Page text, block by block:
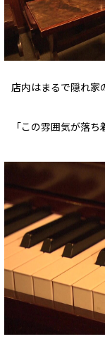
店内はまるで隠れ家
「この雰囲気が落ち